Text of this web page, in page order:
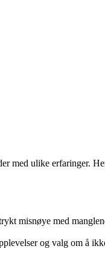
med ulike erfaringer.
misnøye med
og valg om å